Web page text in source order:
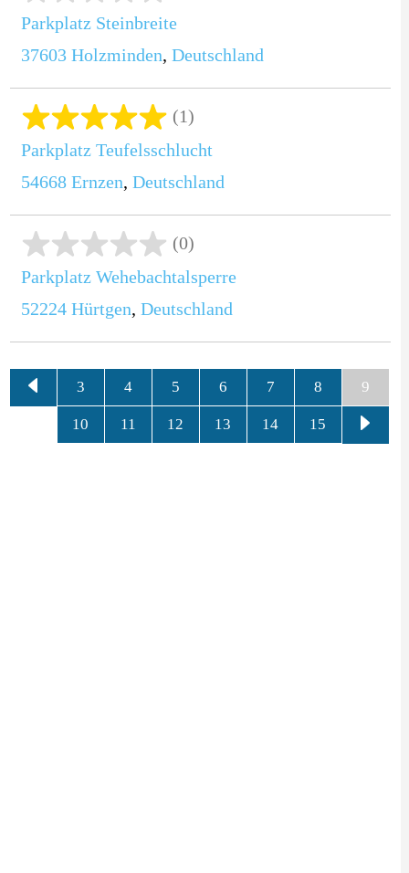
Parkplatz Steinbreite
37603 Holzminden, Deutschland
(1)
Parkplatz Teufelsschlucht
54668 Ernzen, Deutschland
(0)
Parkplatz Wehebachtalsperre
52224 Hürtgen, Deutschland
3 4 5 6 7 8 9
10 11 12 13 14 15